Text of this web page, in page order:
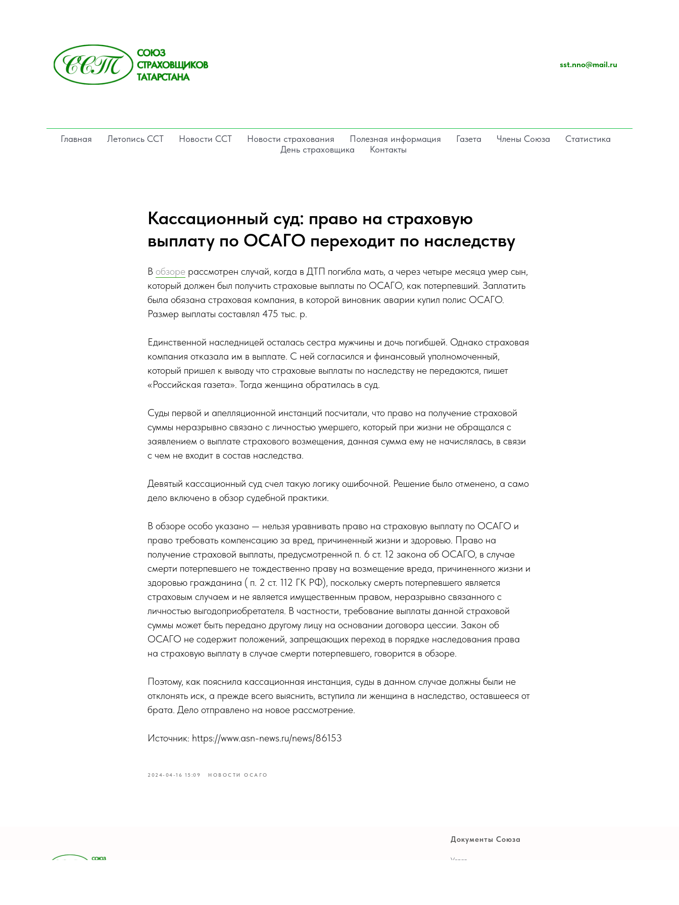
sst.nno@mail.ru
Главная Летопись ССТ Новости ССТ Новости страхования Полезная информация Газета Члены Союза
Статистика
День страховщика
Контакты
Кассационный суд: право на страховую
выплату по ОСАГО переходит по наследству
В обзоре рассмотрен случай, когда в ДТП погибла мать, а через четыре месяца умер сын,
который должен был получить страховые выплаты по ОСАГО, как потерпевший. Заплатить
была обязана страховая компания, в которой виновник аварии купил полис ОСАГО.
Размер выплаты составлял 475 тыс. р.
Единственной наследницей осталась сестра мужчины и дочь погибшей. Однако страховая
компания отказала им в выплате. С ней согласился и финансовый уполномоченный,
который пришел к выводу что страховые выплаты по наследству не передаются, пишет
«Российская газета». Тогда женщина обратилась в суд.
Суды первой и апелляционной инстанций посчитали, что право на получение страховой
суммы неразрывно связано с личностью умершего, который при жизни не обращался с
заявлением о выплате страхового возмещения, данная сумма ему не начислялась, в связи
с чем не входит в состав наследства.
Девятый кассационный суд счел такую логику ошибочной. Решение было отменено, а само
дело включено в обзор судебной практики.
В обзоре особо указано — нельзя уравнивать право на страховую выплату по ОСАГО и
право требовать компенсацию за вред, причиненный жизни и здоровью. Право на
получение страховой выплаты, предусмотренной п. 6 ст. 12 закона об ОСАГО, в случае
смерти потерпевшего не тождественно праву на возмещение вреда, причиненного жизни и
здоровью гражданина ( п. 2 ст. 112 ГК РФ), поскольку смерть потерпевшего является
страховым случаем и не является имущественным правом, неразрывно связанного с
личностью выгодоприобретателя. В частности, требование выплаты данной страховой
суммы может быть передано другому лицу на основании договора цессии. Закон об
ОСАГО не содержит положений, запрещающих переход в порядке наследования права
на страховую выплату в случае смерти потерпевшего, говорится в обзоре.
Поэтому, как пояснила кассационная инстанция, суды в данном случае должны были не
отклонять иск, а прежде всего выяснить, вступила ли женщина в наследство, оставшееся от
брата. Дело отправлено на новое рассмотрение.
Источник: https://www.asn-news.ru/news/86153
2024-04-16 15:09 НОВОСТИ ОСАГО
Документы Союза
Устав